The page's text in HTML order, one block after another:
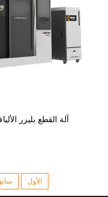
آلة القطع بليزر
الأول